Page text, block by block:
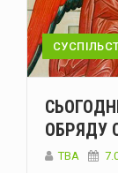
ОБРЯДУ
TBA